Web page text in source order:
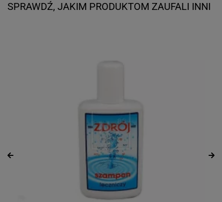
SPRAWDŹ, JAKIM PRODUKTOM ZAUFALI INNI